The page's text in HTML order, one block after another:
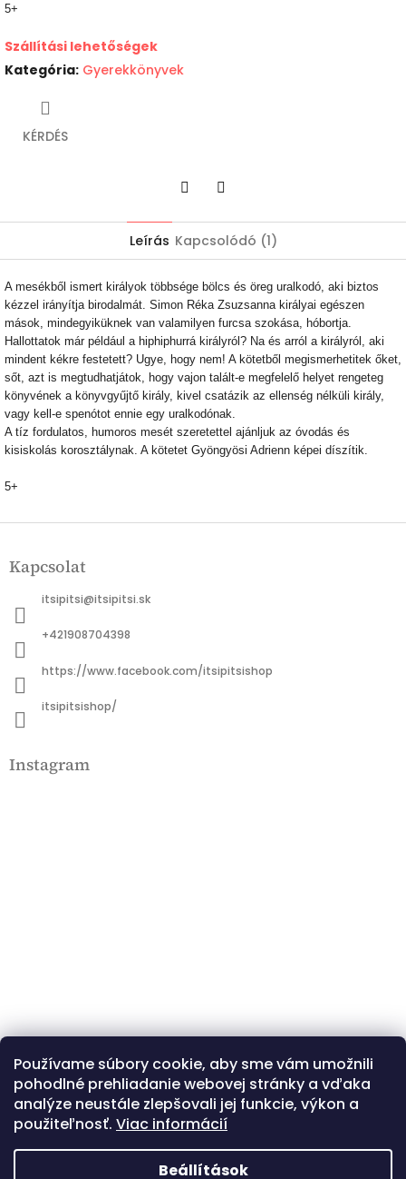
Používame súbory cookie, aby sme vám umožnili
pohodlné prehliadanie webovej stránky a vďaka
analýze neustále zlepšovali jej funkcie, výkon a
použiteľnosť. Viac informácií
Beállítások
5+
Szállítási lehetőségek
Kategória: Gyerekkönyvek
KÉRDÉS
Leírás Kapcsolódó (1)
A mesékből ismert királyok többsége bölcs és öreg uralkodó, aki biztos
kézzel irányítja birodalmát. Simon Réka Zsuzsanna királyai egészen
mások, mindegyiküknek van valamilyen furcsa szokása, hóbortja.
Hallottatok már például a hiphiphurrá királyról? Na és arról a királyról, aki
mindent kékre festetett? Ugye, hogy nem! A kötetből megismerhetitek őket,
sőt, azt is megtudhatjátok, hogy vajon talált-e megfelelő helyet rengeteg
könyvének a könyvgyűjtő király, kivel csatázik az ellenség nélküli király,
vagy kell-e spenótot ennie egy uralkodónak.
A tíz fordulatos, humoros mesét szeretettel ajánljuk az óvodás és
kisiskolás korosztálynak. A kötetet Gyöngyösi Adrienn képei díszítik.
5+
L
bKapcsolat
itsipitsi@itsipitsi.sk
+421908704398
https://www.facebook.com/itsipitsishop
itsipitsishop/
Instagram
Kövessen minket az Instagramon
Shoptet.sk MôjPrvýEshop.sk